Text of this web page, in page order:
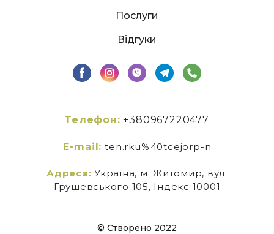
Послуги
Відгуки
Телефон: +380967220477
E-mail: ten.rku%40tcejorp-n
Адреса: Україна, м. Житомир, вул.
Грушевського 105, Індекс 10001
© Створено 2022